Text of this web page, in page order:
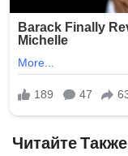
Читайте Также